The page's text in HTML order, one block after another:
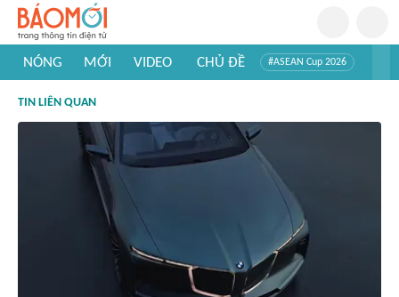
NÓNG MỚI VIDEO CHỦ ĐỀ #ASEAN Cup 2026
#Khám phá thế giới
TIN LIÊN QUAN